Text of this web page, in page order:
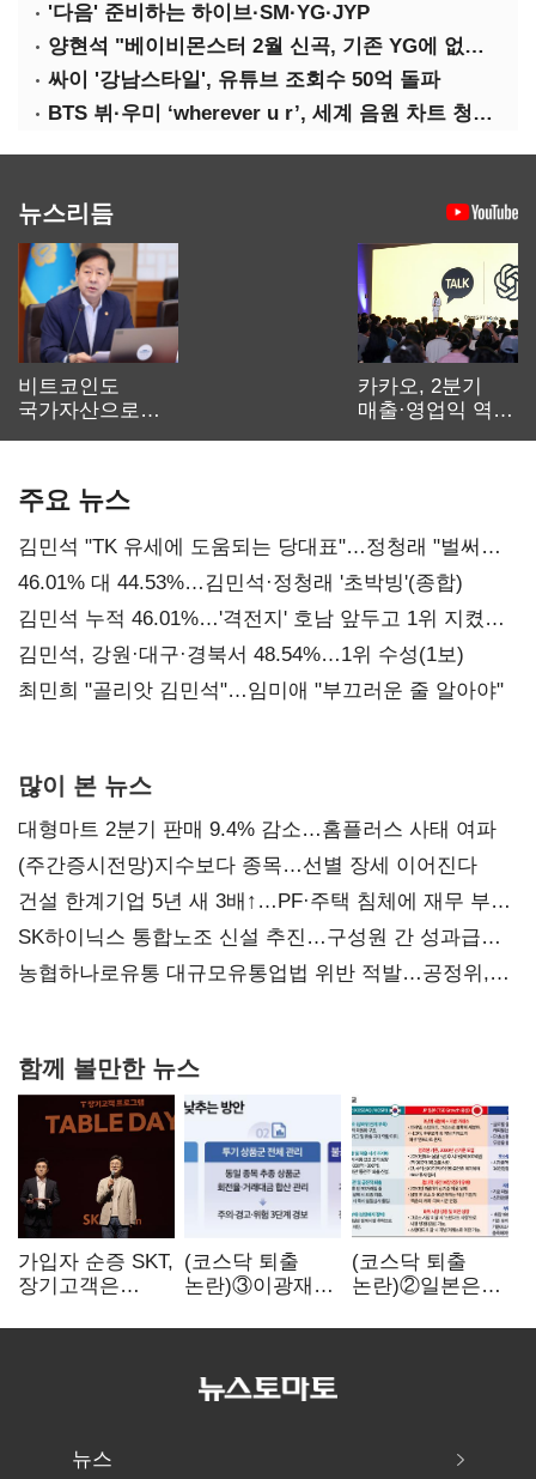
'다음' 준비하는 하이브·SM·YG·JYP
양현석 "베이비몬스터 2월 신곡, 기존 YG에 없던 노래"
싸이 '강남스타일', 유튜브 조회수 50억 돌파
BTS 뷔·우미 ‘wherever u r’, 세계 음원 차트 청신호
뉴스리듬
비트코인도
국가자산으로…'
카카오, 2분기
매출·영업익 역대
주요 뉴스
김민석 "TK 유세에 도움되는 당대표"…정청래 "벌써
대표된 양 당직 배분"
46.01% 대 44.53%…김민석·정청래 '초박빙'(종합)
김민석 누적 46.01%…'격전지' 호남 앞두고 1위 지켰다
(2보)
김민석, 강원·대구·경북서 48.54%…1위 수성(1보)
최민희 "골리앗 김민석"…임미애 "부끄러운 줄 알아야"
많이 본 뉴스
대형마트 2분기 판매 9.4% 감소…홈플러스 사태 여파
(주간증시전망)지수보다 종목…선별 장세 이어진다
건설 한계기업 5년 새 3배↑…PF·주택 침체에 재무 부담
확대
SK하이닉스 통합노조 신설 추진…구성원 간 성과급
불만 확산
농협하나로유통 대규모유통업법 위반 적발…공정위,
함께 볼만한 뉴스
가입자 순증 SKT,
장기고객은
챙긴다
(코스닥 퇴출
논란)③이광재
자동차 없애지는
(코스닥 퇴출
논란)②일본은
기다려주는데
뉴스